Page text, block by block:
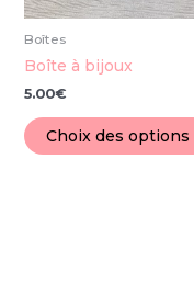
Boîtes
Boîte à bijoux
5.00€
Choix des options